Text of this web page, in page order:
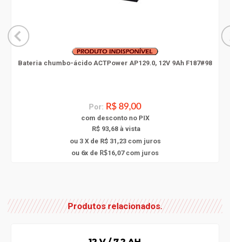
Bateria chumbo-ácido ACTPower AP129.0, 12V 9Ah F187#98
Por: R$ 89,00
com desconto no PIX
R$ 93,68 à vista
ou 3 X de R$ 31,23com juros
ou 6x de R$16,07com juros
Produtos relacionados.